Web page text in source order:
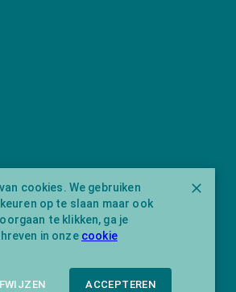
cookies. We gebruiken
op te slaan maar ook
te klikken, ga je
in onze cookie
ACCEPTEREN